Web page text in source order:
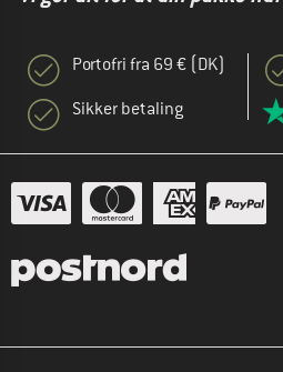
Portofri fra 69 € (DK)
Sikker betaling